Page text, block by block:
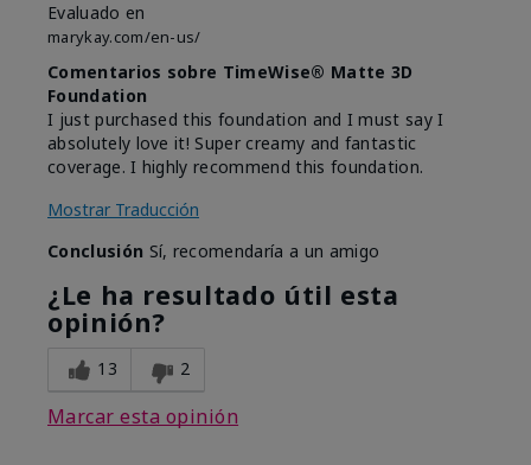
Evaluado en
marykay.com/en-us/
Comentarios sobre TimeWise® Matte 3D
Foundation
I just purchased this foundation and I must say I
absolutely love it! Super creamy and fantastic
coverage. I highly recommend this foundation.
Mostrar Traducción
Conclusión Sí, recomendaría a un amigo
¿Le ha resultado útil esta
opinión?
13 2
Marcar esta opinión